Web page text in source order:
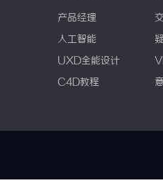
产品经理
人工智能
UXD全能设计
C4D教程